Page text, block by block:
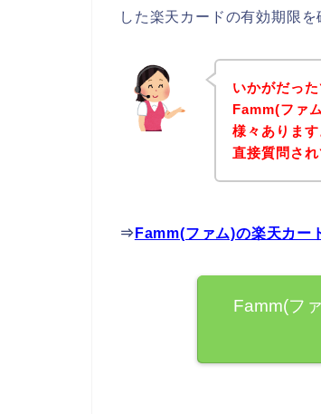
した楽天カードの有効期限
いかがだっ
Famm(ファ
様々ありま
直接質問さ
⇒ Famm(ファム)の楽天カー
Famm(フ